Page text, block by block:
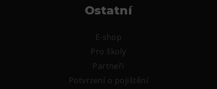
Ostatní
E-shop
Pro školy
Partneři
Potvrzení o pojištění